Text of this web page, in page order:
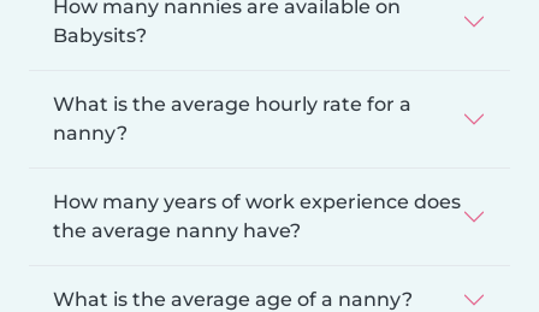
How many nannies are available on
Babysits?
What is the average hourly rate for a
nanny?
How many years of work experience does
the average nanny have?
What is the average age of a nanny?